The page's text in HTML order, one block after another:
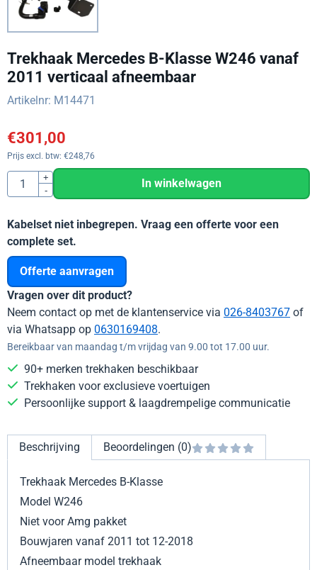
Trekhaak Mercedes B-Klasse W246 vanaf
2011 verticaal afneembaar
Artikelnr: M14471
€301,00
Prijs excl. btw: €248,76
Aantal
+
-
In winkelwagen
Kabelset niet inbegrepen. Vraag een offerte voor een
complete set.
Offerte aanvragen
Vragen over dit product?
Neem contact op met de klantenservice via 026-8403767 of
via Whatsapp op 0630169408.
Bereikbaar van maandag t/m vrijdag van 9.00 tot 17.00 uur.
90+ merken trekhaken beschikbaar
Trekhaken voor exclusieve voertuigen
Persoonlijke support & laagdrempelige communicatie
Beschrijving Beoordelingen (0)
Trekhaak Mercedes B-Klasse
Model W246
Niet voor Amg pakket
Bouwjaren vanaf 2011 tot 12-2018
Afneembaar model trekhaak